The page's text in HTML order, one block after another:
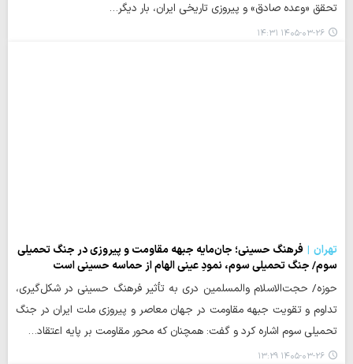
تحقق «وعده صادق» و پیروزی تاریخی ایران، بار دیگر…
۱۴۰۵-۰۳-۲۶ ۱۴:۳۱
تهران
فرهنگ حسینی؛ جان‌مایه جبهه مقاومت و پیروزی در جنگ تحمیلی
سوم/ جنگ تحمیلی سوم، نمودِ عینی الهام از حماسه حسینی است
حوزه/ حجت‌الاسلام والمسلمین دری به تأثیر فرهنگ حسینی در شکل‌گیری،
تداوم و تقویت جبهه مقاومت در جهان معاصر و پیروزی ملت ایران در جنگ
تحمیلی سوم اشاره کرد و گفت: همچنان که محور مقاومت بر پایه اعتقاد…
۱۴۰۵-۰۳-۲۶ ۱۳:۲۹